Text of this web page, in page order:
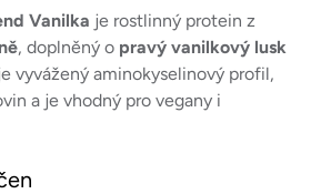
Vanilka je rostlinný protein z
, doplněný o pravý vanilkový lusk
vyvážený aminokyselinový profil,
a je vhodný pro vegany i